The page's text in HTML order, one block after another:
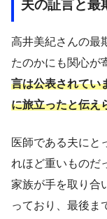
夫の証言と最
高井美紀さんの最
たのかにも関心が
言は公表されてい
に旅立ったと伝え
医師である夫にと
れほど重いものだ
家族が手を取り合
っており、最後ま